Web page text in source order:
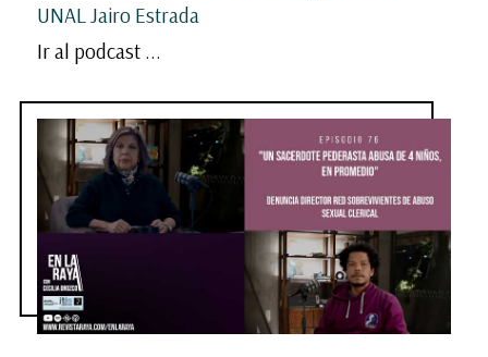
UNAL Jairo Estrada
Ir al podcast ...